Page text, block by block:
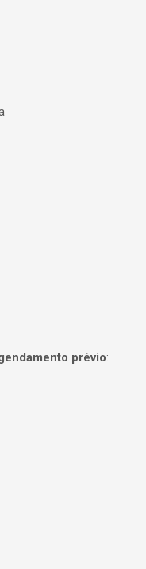
prévio: